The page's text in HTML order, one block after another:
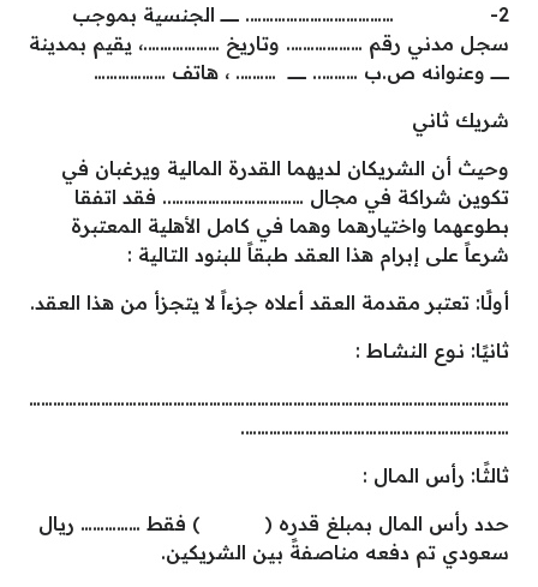
2- ………………………………. ـــــــــــــــ الجنسية بموجب
سجل مدني رقم ………………. وتاريخ ……………….، يقيم بمدينة
ـــــــــــــــ وعنوانه ص.ب ……….. ـــــــــــــــ ………. ، هاتف ………………
شريك ثاني
وحيث أن الشريكان لديهما القدرة المالية ويرغبان في
تكوين شراكة في مجال …………………………….. فقد اتفقا
بطوعهما واختيارهما وهما في كامل الأهلية المعتبرة
شرعاً على إبرام هذا العقد طبقاً للبنود التالية :
أولًا: تعتبر مقدمة العقد أعلاه جزءاً لا يتجزأ من هذا العقد.
ثانيًا: نـوع النشـاط :
…………………………………………………………………………………………………………
………………………………………………………….
ثالثًا: رأس المـال :
حدد رأس المال بمبلغ قدره ( ) فقط …………… ريال
سعودي تم دفعه مناصفةً بين الشريكين.